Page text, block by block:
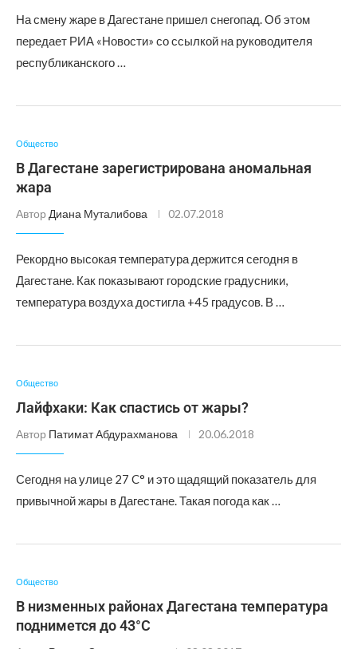
На смену жаре в Дагестане пришел снегопад. Об этом
передает РИА «Новости» со ссылкой на руководителя
республиканского …
Общество
В Дагестане зарегистрирована аномальная
жара
Автор Диана Муталибова 02.07.2018
Рекордно высокая температура держится сегодня в
Дагестане. Как показывают городские градусники,
температура воздуха достигла +45 градусов. В …
Общество
Лайфхаки: Как спастись от жары?
Автор Патимат Абдурахманова 20.06.2018
Сегодня на улице 27 C° и это щадящий показатель для
привычной жары в Дагестане. Такая погода как …
Общество
В низменных районах Дагестана температура
поднимется до 43°С